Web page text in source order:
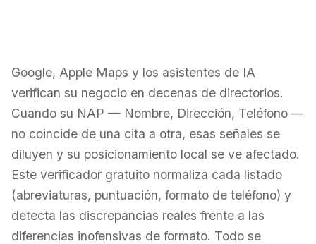
Google, Apple Maps y los asistentes de IA
verifican su negocio en decenas de directorios.
Cuando su NAP — Nombre, Dirección, Teléfono —
no coincide de una cita a otra, esas señales se
diluyen y su posicionamiento local se ve afectado.
Este verificador gratuito normaliza cada listado
(abreviaturas, puntuación, formato de teléfono) y
detecta las discrepancias reales frente a las
diferencias inofensivas de formato. Todo se